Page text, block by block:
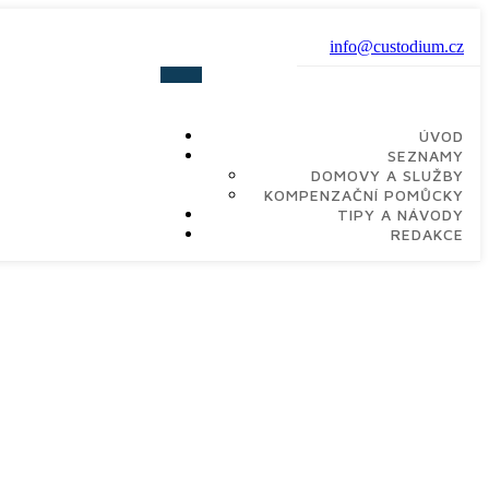
info@custodium.cz
ÚVOD
SEZNAMY
DOMOVY A SLUŽBY
KOMPENZAČNÍ POMŮCKY
TIPY A NÁVODY
REDAKCE